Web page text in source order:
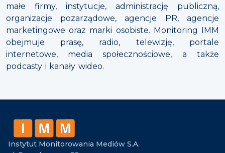
małe firmy, instytucje, administrację publiczną,
organizacje pozarządowe, agencje PR, agencje
marketingowe oraz marki osobiste. Monitoring IMM
obejmuje prasę, radio, telewizję, portale
internetowe, media społecznościowe, a także
podcasty i kanały wideo.
Instytut Monitorowania Mediów S.A.